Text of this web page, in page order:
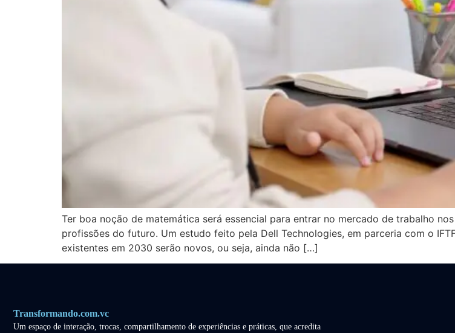
Ter boa noção de matemática será essencial para entrar no mercado de trabalho
profissões do futuro. Um estudo feito pela Dell Technologies, em parceria com o
existentes em 2030 serão novos, ou seja, ainda não […]
Transformando.com.vc
Um espaço de interação, trocas, compartilhamento de experiências e práticas, que acredita